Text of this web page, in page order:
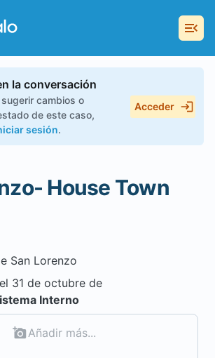
la conversación
cambios o
de este caso,
sesión.
Acceder
House Town
San Lorenzo
31 de octubre de
Interno
Añadir más...